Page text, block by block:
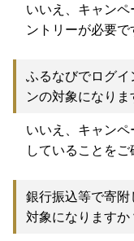
いいえ、キャン
ントリーが必要で
ふるなびでログ
ンの対象になりま
いいえ、キャン
していることをご
銀行振込等で寄
対象になりますか